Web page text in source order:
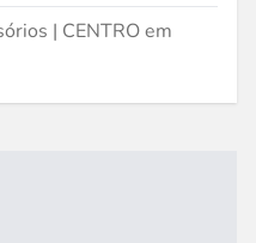
| CENTRO em